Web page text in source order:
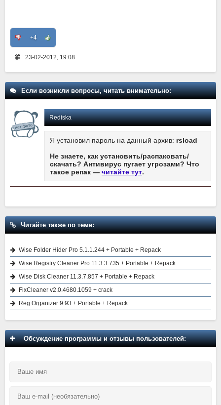
+4
23-02-2012, 19:08
Если возникли вопросы, читать внимательно:
Rediska
Я установил пароль на данный архив: rsload
Не знаете, как установить/распаковать/
скачать? Антивирус пугает угрозами? Что
такое репак — читайте тут.
Читайте также по теме:
Wise Folder Hider Pro 5.1.1.244 + Portable + Repack
Wise Registry Cleaner Pro 11.3.3.735 + Portable + Repack
Wise Disk Cleaner 11.3.7.857 + Portable + Repack
FixCleaner v2.0.4680.1059 + crack
Reg Organizer 9.93 + Portable + Repack
Обсуждение программы и отзывы пользователей: